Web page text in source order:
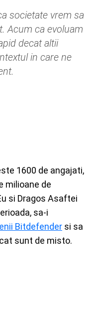
societate vrem sa
Acum ca evoluam
decat altii
in care ne
1600 de angajati,
milioane de
si Dragos Asaftei
sa-i
Bitdefender si sa
sunt de misto.